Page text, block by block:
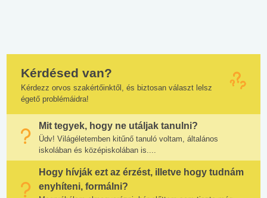
Kérdésed van?
Kérdezz orvos szakértőinktől, és biztosan választ lelsz
égető problémáidra!
Mit tegyek, hogy ne utáljak tanulni?
Üdv! Világéletemben kitűnő tanuló voltam, általános
iskolában és középiskolában is....
Hogy hívják ezt az érzést, illetve hogy tudnám
enyhíteni, formálni?